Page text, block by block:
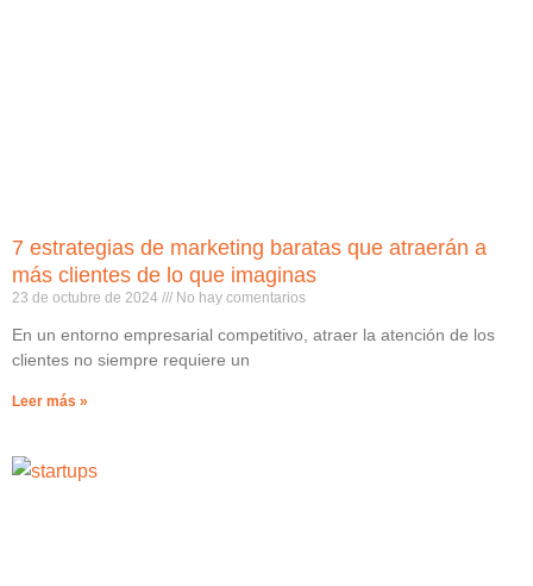
7 estrategias de marketing baratas que atraerán a
más clientes de lo que imaginas
23 de octubre de 2024 No hay comentarios
En un entorno empresarial competitivo, atraer la atención de los
clientes no siempre requiere un
Leer más »